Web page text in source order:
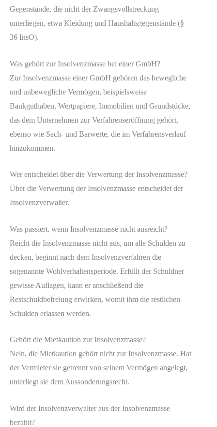
Gegenstände, die nicht der Zwangsvollstreckung
unterliegen, etwa Kleidung und Haushaltsgegenstände (§
36 InsO).
Was gehört zur Insolvenzmasse bei einer GmbH?
Zur Insolvenzmasse einer GmbH gehören das bewegliche
und unbewegliche Vermögen, beispielsweise
Bankguthaben, Wertpapiere, Immobilien und Grundstücke,
das dem Unternehmen zur Verfahrenseröffnung gehört,
ebenso wie Sach- und Barwerte, die im Verfahrensverlauf
hinzukommen.
Wer entscheidet über die Verwertung der Insolvenzmasse?
Über die Verwertung der Insolvenzmasse entscheidet der
Insolvenzverwalter.
Was passiert, wenn Insolvenzmasse nicht ausreicht?
Reicht die Insolvenzmasse nicht aus, um alle Schulden zu
decken, beginnt nach dem Insolvenzverfahren die
sogenannte Wohlverhaltensperiode. Erfüllt der Schuldner
gewisse Auflagen, kann er anschließend die
Restschuldbefreiung erwirken, womit ihm die restlichen
Schulden erlassen werden.
Gehört die Mietkaution zur Insolvenzmasse?
Nein, die Mietkaution gehört nicht zur Insolvenzmasse. Hat
der Vermieter sie getrennt von seinem Vermögen angelegt,
unterliegt sie dem Aussonderungsrecht.
Wird der Insolvenzverwalter aus der Insolvenzmasse
bezahlt?